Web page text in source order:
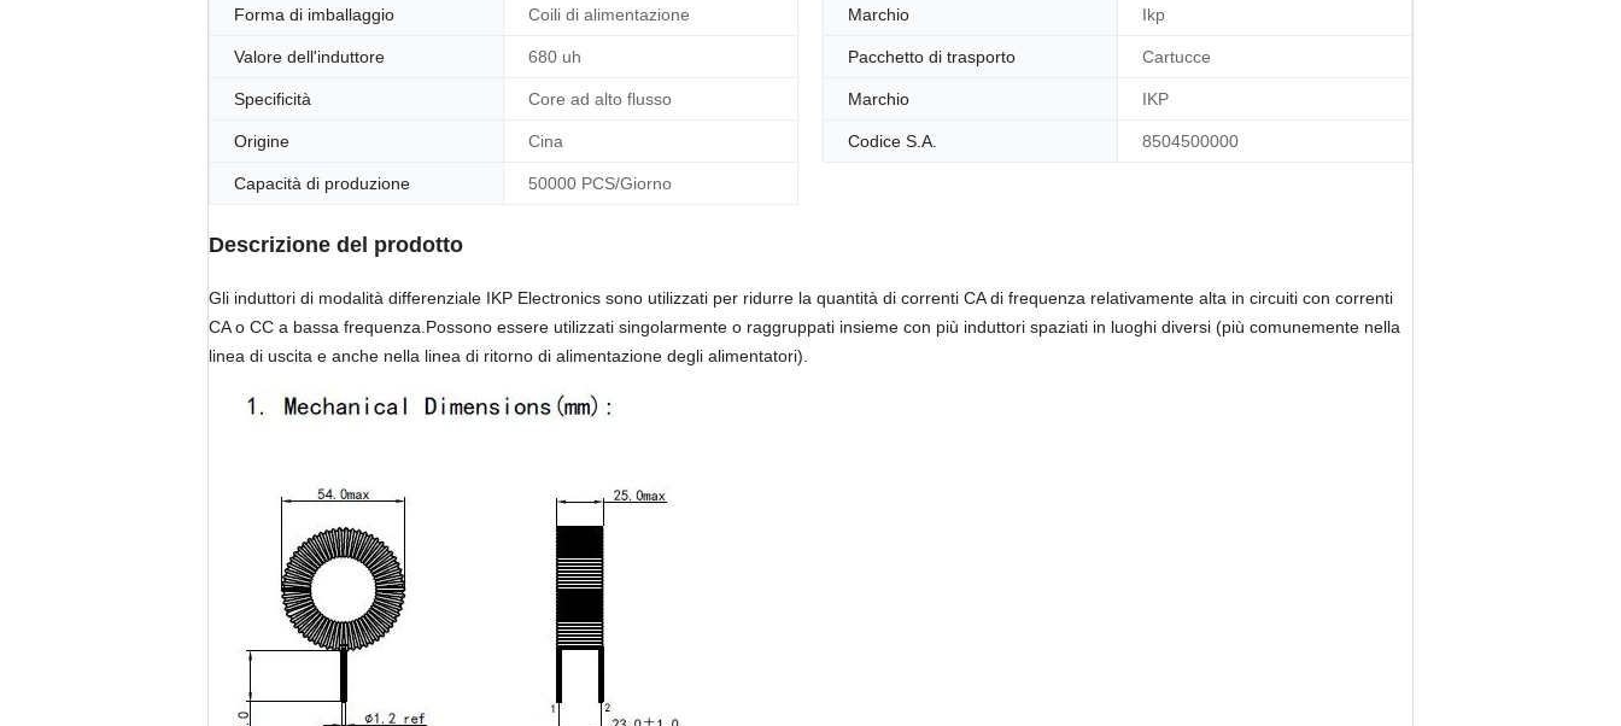
Forma di imballaggio Coili di alimentazione Marchio Ikp
Valore dell'induttore 680 uh Pacchetto di trasporto Cartucce
Specificità Core ad alto flusso Marchio IKP
Origine Cina Codice S.A. 8504500000
Capacità di produzione 50000 PCS/Giorno
Descrizione del prodotto
Gli induttori di modalità differenziale IKP Electronics sono utilizzati per ridurre la quantità di correnti CA di frequenza relativamente alta in circuiti con correnti
CA o CC a bassa frequenza.Possono essere utilizzati singolarmente o raggruppati insieme con più induttori spaziati in luoghi diversi (più comunemente nella
linea di uscita e anche nella linea di ritorno di alimentazione degli alimentatori).